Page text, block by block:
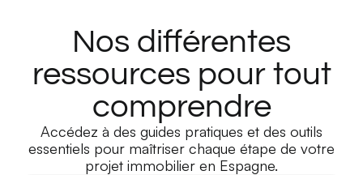
Nos différentes
ressources pour tout
comprendre
Accédez à des guides pratiques et des outils
essentiels pour maîtriser chaque étape de votre
projet immobilier en Espagne.